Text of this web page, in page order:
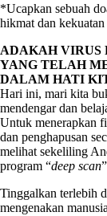
*Ucapkan sebuah
hikmat dan
ADAKAH VIRUS
YANG TELAH
DALAM HATI
Hari ini, mari kita
mendengar dan
Untuk menerapkan
dan penghapusan
melihat sekeliling
program “deep scan
Tinggalkan terlebih
mengenakan